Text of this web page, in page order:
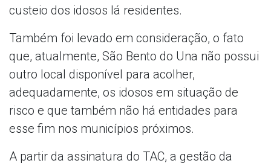
custeio dos idosos lá residentes.
Também foi levado em consideração, o fato
que, atualmente, São Bento do Una não possui
outro local disponível para acolher,
adequadamente, os idosos em situação de
risco e que também não há entidades para
esse fim nos municípios próximos.
A partir da assinatura do TAC, a gestão da